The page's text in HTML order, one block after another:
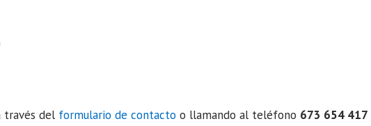
través del formulario de contacto o llamando al teléfono 673 654 417